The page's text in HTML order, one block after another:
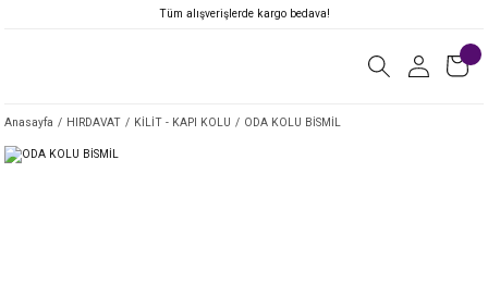
Tüm alışverişlerde kargo bedava!
Anasayfa HIRDAVAT KİLİT - KAPI KOLU ODA KOLU BİSMİL